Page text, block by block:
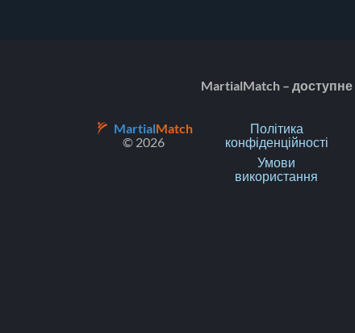
MartialMatch –
MartialMatch
© 2026
Політика
конфіденційності
Умови
використання